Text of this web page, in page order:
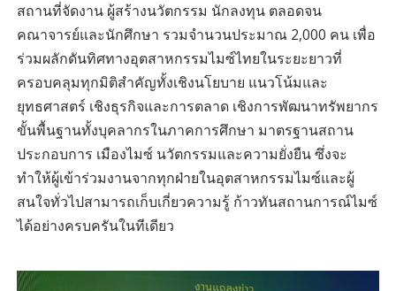
สถานที่จัดงาน ผู้สร้างนวัตกรรม นักลงทุน ตลอดจน
คณาจารย์และนักศึกษา รวมจำนวนประมาณ 2,000 คน เพื่อ
ร่วมผลักดันทิศทางอุตสาหกรรมไมซ์ไทยในระยะยาวที่
ครอบคลุมทุกมิติสำคัญทั้งเชิงนโยบาย แนวโน้มและ
ยุทธศาสตร์ เชิงธุรกิจและการตลาด เชิงการพัฒนาทรัพยากร
ขั้นพื้นฐานทั้งบุคลากรในภาคการศึกษา มาตรฐานสถาน
ประกอบการ เมืองไมซ์ นวัตกรรมและความยั่งยืน ซึ่งจะ
ทำให้ผู้เข้าร่วมงานจากทุกฝ่ายในอุตสาหกรรมไมซ์และผู้
สนใจทั่วไปสามารถเก็บเกี่ยวความรู้ ก้าวทันสถานการณ์ไมซ์
ได้อย่างครบครันในทีเดียว